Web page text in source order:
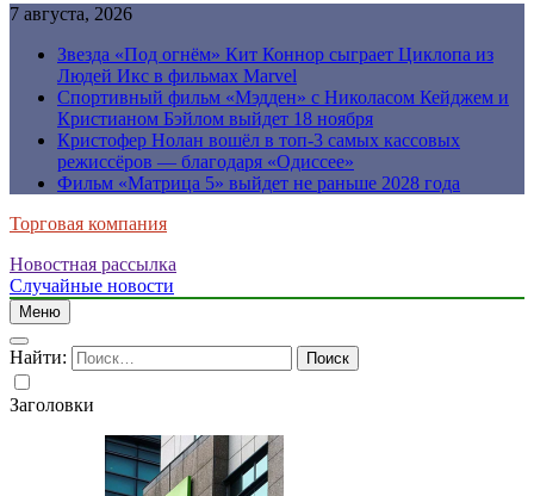
7 августа, 2026
Звезда «Под огнём» Кит Коннор сыграет Циклопа из
Людей Икс в фильмах Marvel
Спортивный фильм «Мэдден» с Николасом Кейджем и
Кристианом Бэйлом выйдет 18 ноября
Кристофер Нолан вошёл в топ-3 самых кассовых
режиссёров — благодаря «Одиссее»
Фильм «Матрица 5» выйдет не раньше 2028 года
Торговая компания
Новостная рассылка
Случайные новости
Меню
Найти:
Заголовки